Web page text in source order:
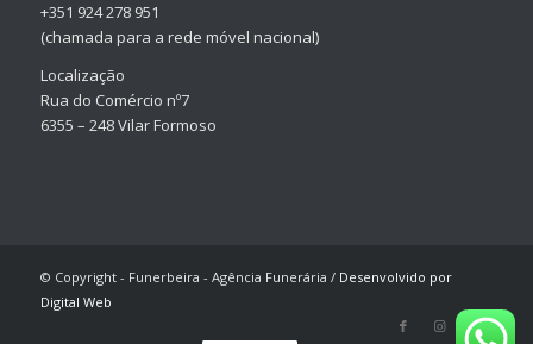
+351 924 278 951
(chamada para a rede móvel nacional)
Localização
Rua do Comércio nº7
6355 – 248 Vilar Formoso
© Copyright - Funerbeira - Agência Funerária / Desenvolvido por
Digital Web